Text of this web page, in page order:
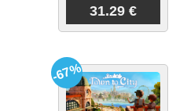
31.29 €
-67%